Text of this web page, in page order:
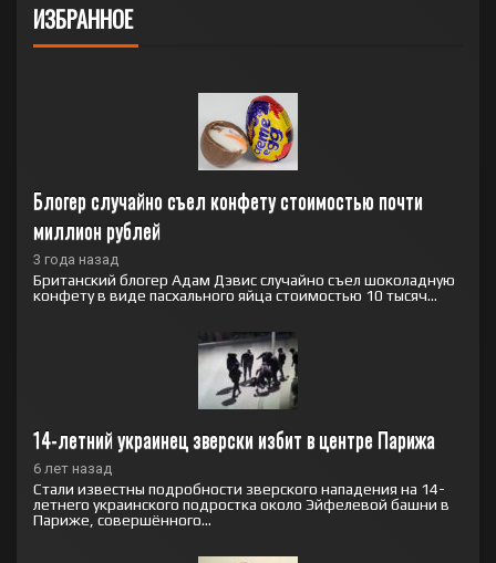
ИЗБРАННОЕ
Блогер случайно съел конфету стоимостью почти
миллион рублей
3 года назад
Британский блогер Адам Дэвис случайно съел шоколадную
конфету в виде пасхального яйца стоимостью 10 тысяч...
14-летний украинец зверски избит в центре Парижа
6 лет назад
Стали известны подробности зверского нападения на 14-
летнего украинского подростка около Эйфелевой башни в
Париже, совершённого...